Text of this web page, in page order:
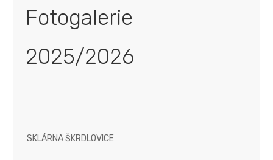
Fotogalerie
2025/2026
SKLÁRNA ŠKRDLOVICE